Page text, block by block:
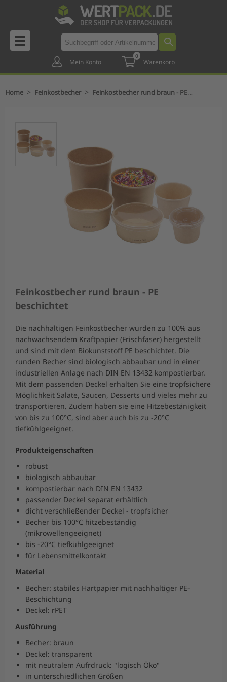
Mein Konto
0
Warenkorb
Home > Feinkostbecher > Feinkostbecher rund braun - PE beschichtet
Feinkostbecher rund braun - PE
beschichtet
Die nachhaltigen Feinkostbecher wurden zu 100% aus
nachwachsendem Kraftpapier (Frischfaser) hergestellt
und sind mit dem Biokunststoff PE beschichtet. Die
runden Becher sind biologisch abbaubar und in einer
industriellen Anlage nach DIN EN 13432 kompostierbar.
Mit dem passenden Deckel erhalten Sie eine tropfsichere
Möglichkeit Salate, Saucen, Desserts und vieles mehr zu
transportieren. Zudem haben sie eine Hitzebestänigkeit
von bis zu 100°C, sind aber auch bis zu -20°C
tiefkühlgeeignet.
Produkteigenschaften
robust
biologisch abbaubar
kompostierbar nach DIN EN 13432
passender Deckel separat erhältlich
dicht verschließender Deckel - tropfsicher
Becher bis 100°C hitzebeständig
(mikrowellengeeignet)
bis -20°C tiefkühlgeeignet
für Lebensmittelkontakt
Material
Becher: stabiles Hartpapier mit nachhaltiger PE-
Beschichtung
Deckel: rPET
Ausführung
Becher: braun
Deckel: transparent
mit neutralem Aufrdruck: "logisch Öko"
in unterschiedlichen Größen